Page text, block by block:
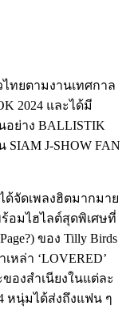
ทยตามงานเทศกาล
2024 และได้มี
ย่าง BALLISTIK
SIAM J-SHOW FAN
จัดเพลงฮิตมากมาย
ร้อมไฮไลต์สุดพิเศษที่
ของ Tilly Birds
หล่า ‘LOVERED’
องสำเนียงในแต่ละ
หนุ่มได้ส่งถึงแฟน ๆ